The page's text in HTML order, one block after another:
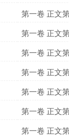
第一卷 正文
第一卷 正文
第一卷 正文
第一卷 正文
第一卷 正文
第一卷 正文
第一卷 正文